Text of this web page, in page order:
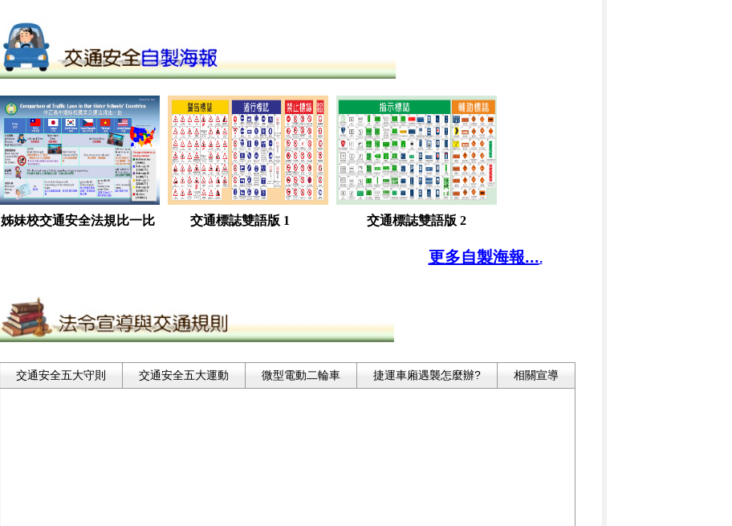
姊妹校交通安全法規比一比 交通標誌雙語版 1 交通標誌雙語版 2
更多自製海報....
交通安全五大守則 交通安全五大運動 微型電動二輪車 捷運車廂遇襲怎麼辦? 相關宣導